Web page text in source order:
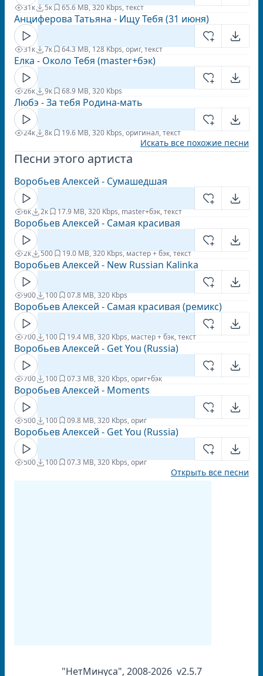
31к 5к 65.6 MB, 320 Kbps, текст
Анциферова Татьяна - Ищу Тебя (31 июня)
31к 7к 64.3 MB, 128 Kbps, ориг, текст
Елка - Около Тебя (master+бэк)
26к 9к 68.9 MB, 320 Kbps
Любэ - За тебя Родина-мать
24к 8к 19.6 MB, 320 Kbps, оригинал, текст
Искать все похожие песни
Песни этого артиста
Воробьев Алексей - Сумашедшая
6к 2к 17.9 MB, 320 Kbps, master+бэк, текст
Воробьев Алексей - Самая красивая
2к 500 19.0 MB, 320 Kbps, мастер + бэк, текст
Воробьев Алексей - New Russian Kalinka
900 100 07.8 MB, 320 Kbps
Воробьев Алексей - Самая красивая (ремикс)
700 100 19.4 MB, 320 Kbps, мастер + бэк, текст
Воробьев Алексей - Get You (Russia)
700 100 07.3 MB, 320 Kbps, ориг+бэк
Воробьев Алексей - Moments
500 100 09.8 MB, 320 Kbps, ориг
Воробьев Алексей - Get You (Russia)
500 100 07.3 MB, 320 Kbps, ориг
Открыть все песни
"НетМинуса", 2008-2026 v2.5.7